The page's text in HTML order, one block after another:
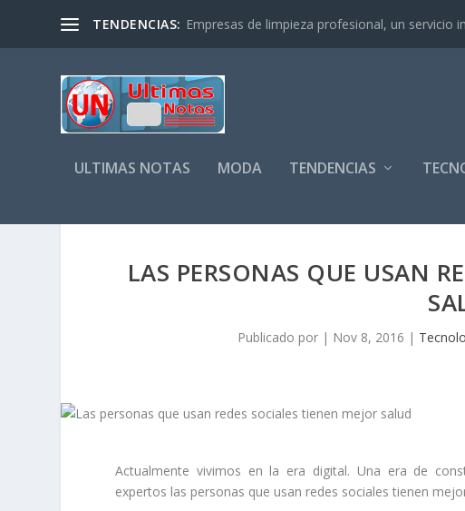
TENDENCIAS: Empresas de limpieza profesional, un servicio
ULTIMAS NOTAS MODA TENDENCIAS
LAS PERSONAS QUE USAN
Publicado por | Nov 8, 2016 |
Actualmente vivimos en la era digital. Una era de
expertos las personas que usan redes sociales tienen